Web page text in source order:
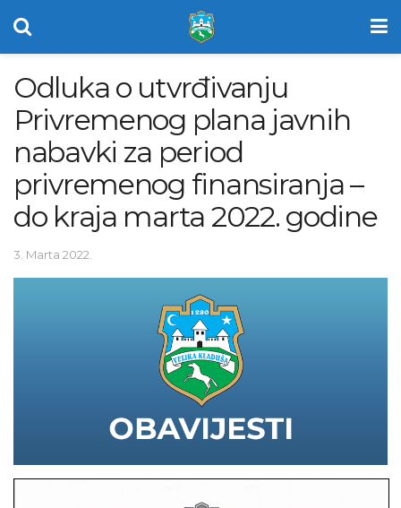
Odluka o utvrđivanju
Privremenog plana javnih
nabavki za period
privremenog finansiranja –
do kraja marta 2022. godine
3. Marta 2022.